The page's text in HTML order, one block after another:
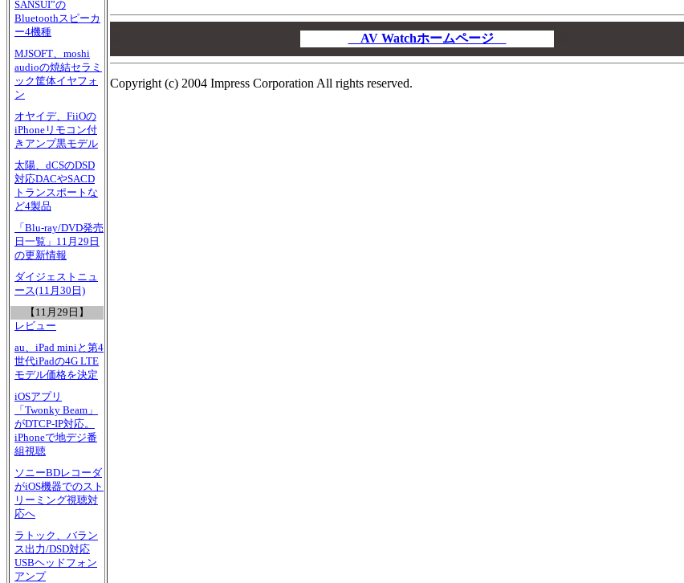
SANSUI”の
Bluetoothスピーカ
ー4機種
MJSOFT、moshi
audioの焼結セラミ
ック筐体イヤフォ
ン
オヤイデ、FiiOの
iPhoneリモコン付
きアンプ黒モデル
太陽、dCSのDSD
対応DACやSACD
トランスポートな
ど4製品
「Blu-ray/DVD発売
日一覧」11月29日
の更新情報
ダイジェストニュ
ース(11月30日)
【11月29日】
レビュー
au、iPad miniと第4
世代iPadの4G LTE
モデル価格を決定
iOSアプリ
「Twonky Beam」
がDTCP-IP対応。
iPhoneで地デジ番
組視聴
ソニーBDレコーダ
がiOS機器でのスト
リーミング視聴対
応へ
ラトック、バラン
ス出力/DSD対応
USBヘッドフォン
アンプ
AV Watchホームページ
Copyright (c) 2004 Impress Corporation All rights reserved.